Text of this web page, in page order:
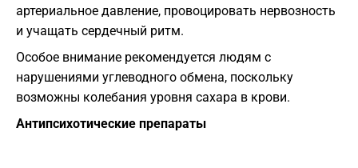
артериальное давление, провоцировать нервозность
и учащать сердечный ритм.
Особое внимание рекомендуется людям с
нарушениями углеводного обмена, поскольку
возможны колебания уровня сахара в крови.
Антипсихотические препараты